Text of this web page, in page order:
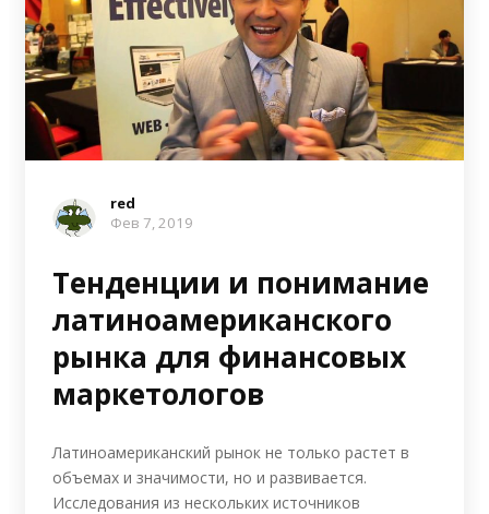
red
Фев 7, 2019
Тенденции и понимание
латиноамериканского
рынка для финансовых
маркетологов
Латиноамериканский рынок не только растет в
объемах и значимости, но и развивается.
Исследования из нескольких источников